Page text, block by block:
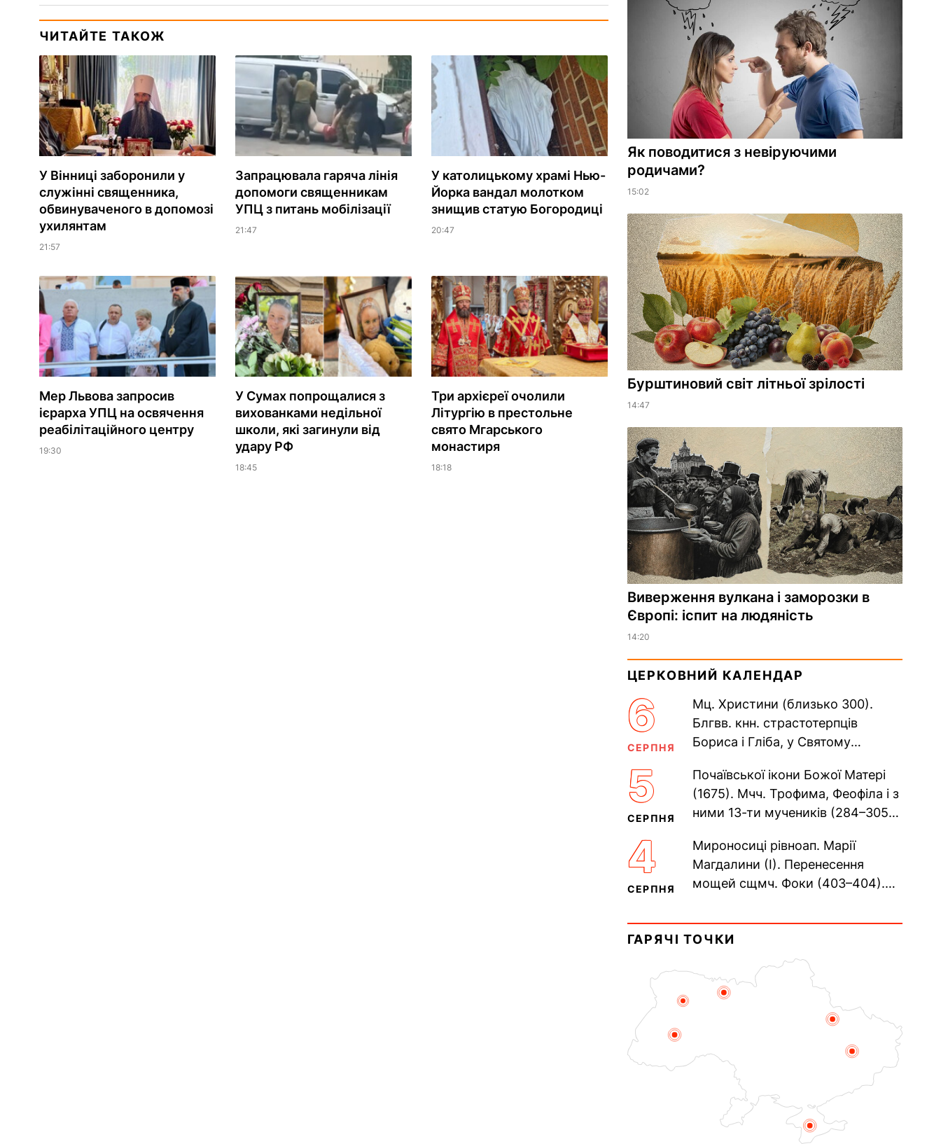
ЧИТАЙТЕ ТАКОЖ
У Вінниці заборонили у
служінні священника,
обвинуваченого в допомозі
ухилянтам
21:57
Запрацювала гаряча лінія
допомоги священникам
УПЦ з питань мобілізації
21:47
У католицькому храмі Нью-
Йорка вандал молотком
знищив статую Богородиці
20:47
Мер Львова запросив
ієрарха УПЦ на освячення
реабілітаційного центру
19:30
У Сумах попрощалися з
вихованками недільної
школи, які загинули від
удару РФ
18:45
Три архієреї очолили
Літургію в престольне
свято Мгарського
монастиря
18:18
Як поводитися з невіруючими
родичами?
15:02
Бурштиновий світ літньої зрілості
14:47
Виверження вулкана і заморозки в
Європі: іспит на людяність
14:20
ЦЕРКОВНИЙ КАЛЕНДАР
6
СЕРПНЯ
Мц. Христини (близько 300).
Блгвв. кнн. страстотерпців
Бориса і Гліба, у Святому
Прп. Полікарпа, архімандрита...
5
СЕРПНЯ
Почаївської ікони Божої Матері
(1675). Мчч. Трофима, Феофіла і з
ними 13-ти мучеників (284–305).
Равенійського (близько 75)....
4
СЕРПНЯ
Мироносиці рівноап. Марії
Магдалини (I). Перенесення
мощей сщмч. Фоки (403–404).
(1693). Сщмч. Михаїла
Накарякова...
ГАРЯЧІ ТОЧКИ